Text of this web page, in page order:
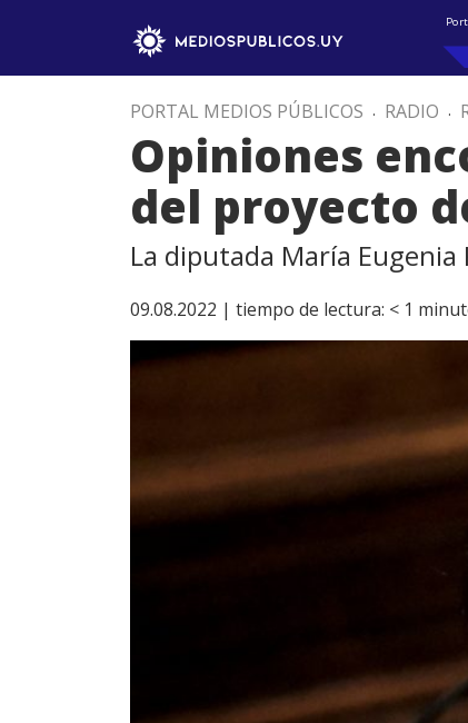
PORTAL MEDIOS PÚBLICOS . RADIO .
Opiniones
del proyecto
La diputada María
09.08.2022 | tiempo de lectura: < 1